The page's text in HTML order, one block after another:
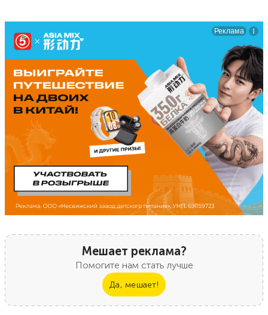
Мешает реклама?
Помогите нам стать лучше
Да, мешает!